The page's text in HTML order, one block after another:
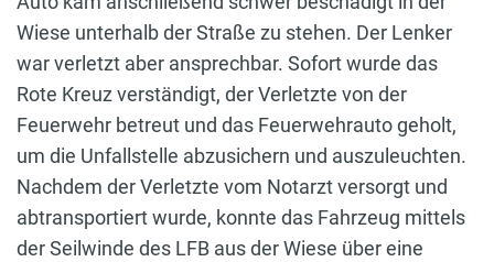
Wiese unterhalb der Straße zu stehen. Der Lenker
war verletzt aber ansprechbar. Sofort wurde das
Rote Kreuz verständigt, der Verletzte von der
Feuerwehr betreut und das Feuerwehrauto geholt,
um die Unfallstelle abzusichern und auszuleuchten.
Nachdem der Verletzte vom Notarzt versorgt und
abtransportiert wurde, konnte das Fahrzeug mittels
der Seilwinde des LFB aus der Wiese über eine